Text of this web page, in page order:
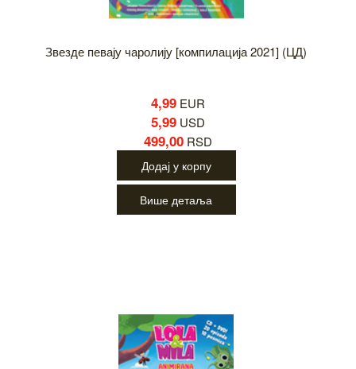
Звезде певају чаролију [компилација 2021] (ЦД)
4,99 EUR
5,99 USD
499,00 RSD
Додај у корпу
Више детаља